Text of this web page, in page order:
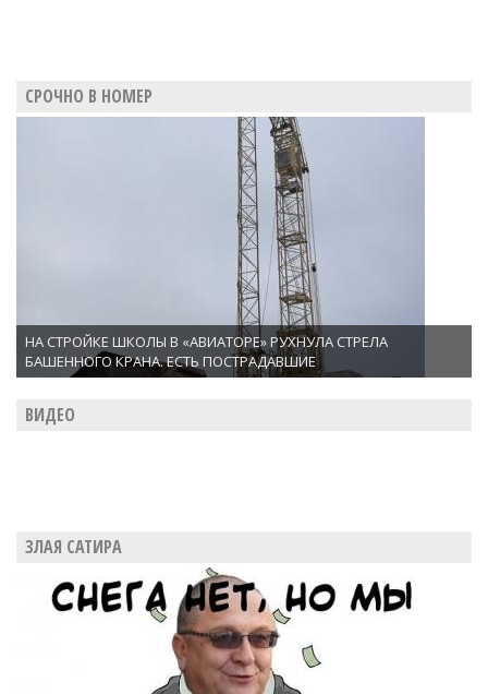
СРОЧНО В НОМЕР
НА СТРОЙКЕ ШКОЛЫ В «АВИАТОРЕ» РУХНУЛА СТРЕЛА
БАШЕННОГО КРАНА. ЕСТЬ ПОСТРАДАВШИЕ
ВИДЕО
ЗЛАЯ САТИРА